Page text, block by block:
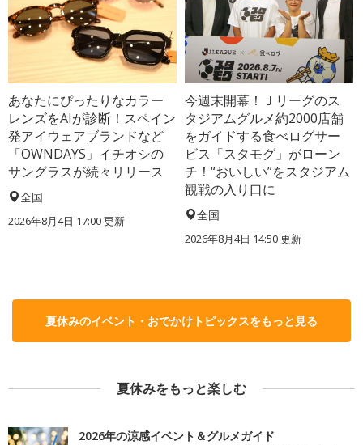
あなたにぴったりなカラー
レンズをAIが診断！スペイン
発アイウェアブランドなど
「OWNDAYS」イチオシの
サングラスが続々リリース
全国
2026年8月4日 17:00更新
今週末開幕！Ｊリーグのス
タジアムグルメ約2000店舗
をガイドする食べログサー
ビス「スタモグ」がローン
チ！“おいしい”をスタジアム
観戦の入り口に
全国
2026年8月4日 14:50更新
夏休みのイベント・おでかけトピックスをもっと見る
夏休みをもっと楽しむ
2026年の涼感イベント＆グルメガイド